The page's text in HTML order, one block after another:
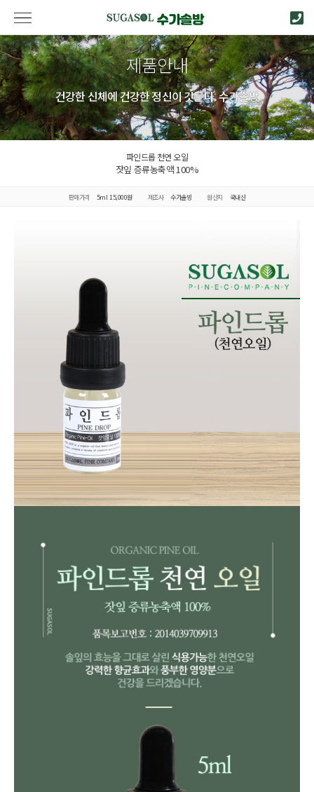
제품안내
건강한 신체에 건강한 정신이 깃든다. 수가솔방
파인드롭 천연 오일
잣잎 증류농축액 100%
판매가격 5ml 15,000원 제조사 수가솔방 원산지 국내산